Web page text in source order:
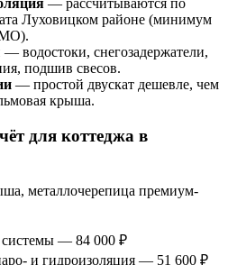
— рассчитываются по
Луховицком районе (минимум
МО).
— водостоки, снегозадержатели,
подшив свесов.
— простой двускат дешевле, чем
крыша.
для коттеджа в
металлочерепица премиум-
— 84 000 ₽
и гидроизоляция — 51 600 ₽